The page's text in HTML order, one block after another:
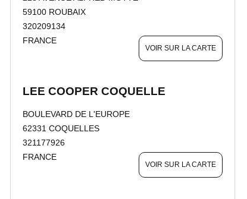
59100 ROUBAIX
320209134
FRANCE
VOIR SUR LA CARTE
LEE COOPER COQUELLE
BOULEVARD DE L'EUROPE
62331 COQUELLES
321177926
FRANCE
VOIR SUR LA CARTE